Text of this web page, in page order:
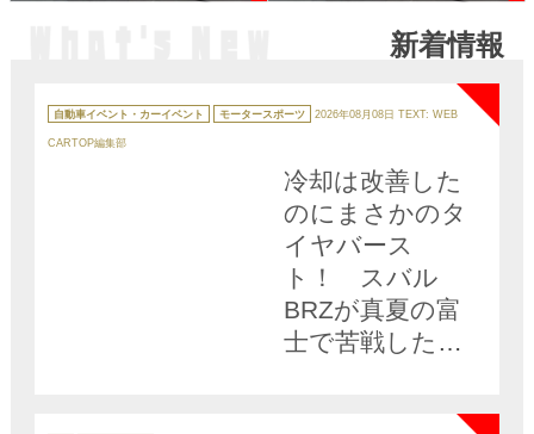
新着情報
テ
ゴ
ー
自動車イベント・カーイベント モータースポーツ 2026年08月08日 TEXT: WEB
CARTOP編集部
NEW
冷却は改善した
のにまさかのタ
イヤバース
ト！ スバル
BRZが真夏の富
士で苦戦した理